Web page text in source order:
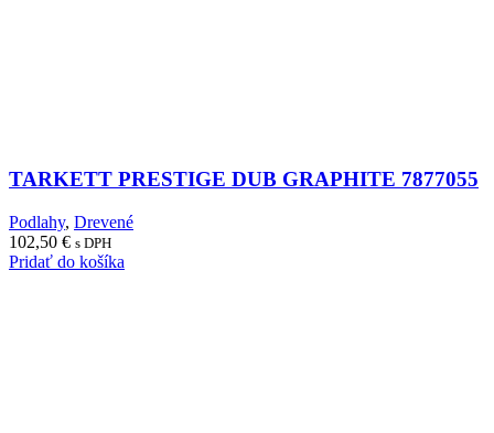
TARKETT PRESTIGE DUB GRAPHITE 7877055
Podlahy, Drevené
102,50 € s DPH
Pridať do košíka